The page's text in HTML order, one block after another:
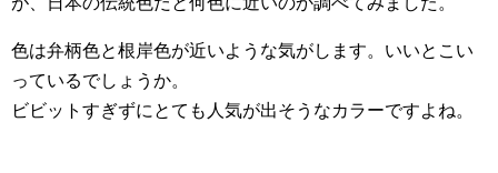
色は弁柄色と根岸色が近いような気がします。いいとこい
っているでしょうか。
ビビットすぎずにとても人気が出そうなカラーですよね。